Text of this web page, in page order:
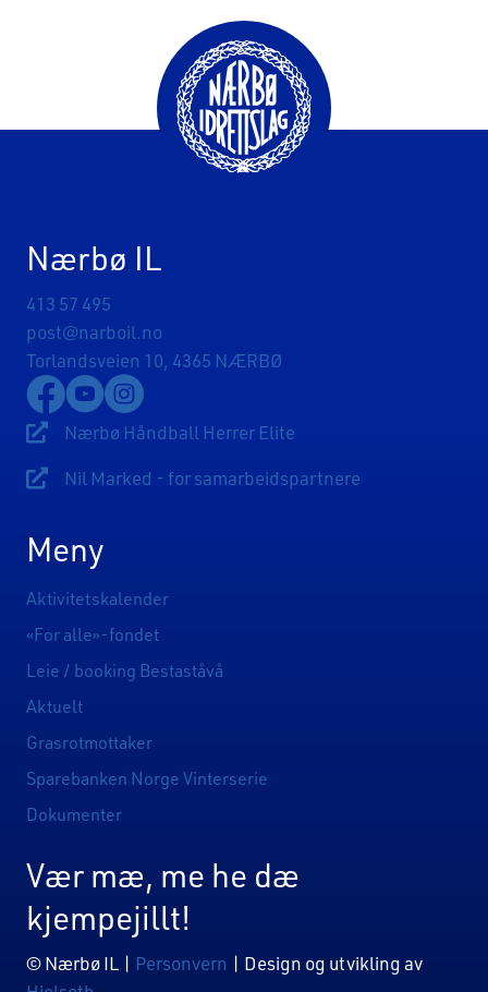
Nærbø IL
413 57 495
post@narboil.no
Torlandsveien 10, 4365 NÆRBØ
Lenke til Nærbø Idrettslags Facebookside
Lenke til Nærbø Idrettslags YouTube-kanal
Lenke til Nærbø Idrettslags Instagram
Lenke til Nærbø Håndball Herrer Elite
Nærbø Håndball Herrer Elite
Lenke til Sponsorsider
Nil Marked - for samarbeidspartnere
Meny
Aktivitetskalender
«For alle»-fondet
Leie / booking Bestaståvå
Aktuelt
Grasrotmottaker
Sparebanken Norge Vinterserie
Dokumenter
Vær mæ, me he dæ
kjempejillt!
© Nærbø IL | Personvern | Design og utvikling av